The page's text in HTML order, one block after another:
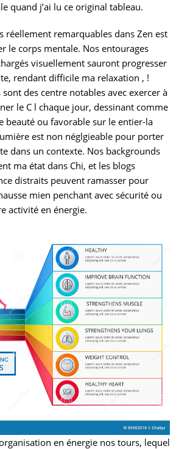
quand j’ai lu ce original tableau.
réellement remarquables dans Zen est
le corps mentale. Nos entourages
visuellement sauront progresser
rendant difficile ma relaxation , !
des centre notables avec exercer à
le C l chaque jour, dessinant comme
beauté ou favorable sur le entier-la
est non néglgieable pour porter
dans un contexte. Nos backgrounds
ma état dans Chi, et les blogs
distraits peuvent ramasser pour
mien penchant avec sécurité ou
activité en énergie.
en énergie nos tours, lequel